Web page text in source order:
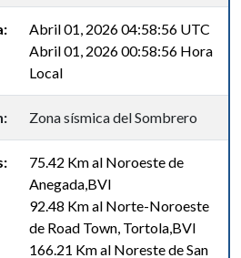
Abril 01, 2026 04:58:56 UTC
Abril 01, 2026 00:58:56 Hora
Local
Zona sísmica del Sombrero
75.42 Km al Noroeste de
Anegada,BVI
92.48 Km al Norte-Noroeste
de Road Town, Tortola,BVI
166.21 Km al Noreste de San